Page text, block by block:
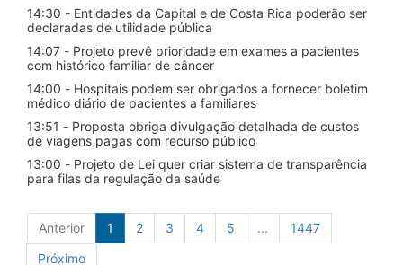
14:30 - Entidades da Capital e de Costa Rica poderão ser
declaradas de utilidade pública
14:07 - Projeto prevê prioridade em exames a pacientes
com histórico familiar de câncer
14:00 - Hospitais podem ser obrigados a fornecer boletim
médico diário de pacientes a familiares
13:51 - Proposta obriga divulgação detalhada de custos
de viagens pagas com recurso público
13:00 - Projeto de Lei quer criar sistema de transparência
para filas da regulação da saúde
Anterior 1 2 3 4 5 ...
1447
Próximo